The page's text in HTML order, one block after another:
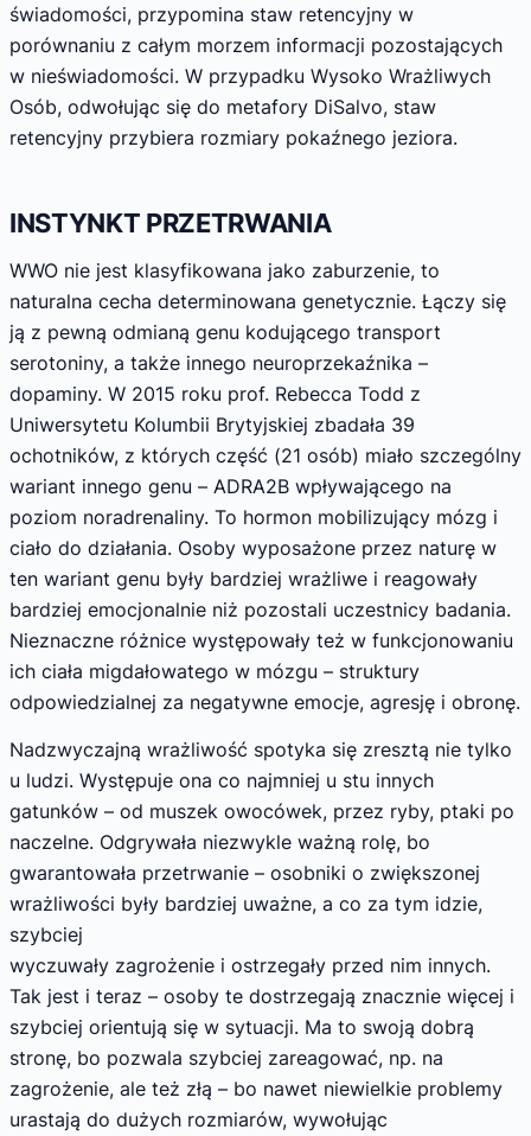
świadomości, przypomina staw retencyjny w
porównaniu z całym morzem informacji pozostających
w nieświadomości. W przypadku Wysoko Wrażliwych
Osób, odwołując się do metafory DiSalvo, staw
retencyjny przybiera rozmiary pokaźnego jeziora.
INSTYNKT PRZETRWANIA
WWO nie jest klasyfikowana jako zaburzenie, to
naturalna cecha determinowana genetycznie. Łączy się
ją z pewną odmianą genu kodującego transport
serotoniny, a także innego neuroprzekaźnika –
dopaminy. W 2015 roku prof. Rebecca Todd z
Uniwersytetu Kolumbii Brytyjskiej zbadała 39
ochotników, z których część (21 osób) miało szczególny
wariant innego genu – ADRA2B wpływającego na
poziom noradrenaliny. To hormon mobilizujący mózg i
ciało do działania. Osoby wyposażone przez naturę w
ten wariant genu były bardziej wrażliwe i reagowały
bardziej emocjonalnie niż pozostali uczestnicy badania.
Nieznaczne różnice występowały też w funkcjonowaniu
ich ciała migdałowatego w mózgu – struktury
odpowiedzialnej za negatywne emocje, agresję i obronę.
Nadzwyczajną wrażliwość spotyka się zresztą nie tylko
u ludzi. Występuje ona co najmniej u stu innych
gatunków – od muszek owocówek, przez ryby, ptaki po
naczelne. Odgrywała niezwykle ważną rolę, bo
gwarantowała przetrwanie – osobniki o zwiększonej
wrażliwości były bardziej uważne, a co za tym idzie,
szybciej
wyczuwały zagrożenie i ostrzegały przed nim innych.
Tak jest i teraz – osoby te dostrzegają znacznie więcej i
szybciej orientują się w sytuacji. Ma to swoją dobrą
stronę, bo pozwala szybciej zareagować, np. na
zagrożenie, ale też złą – bo nawet niewielkie problemy
urastają do dużych rozmiarów, wywołując